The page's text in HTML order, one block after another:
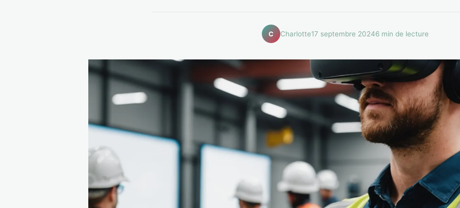
C Charlotte17 septembre 20246 min de lecture